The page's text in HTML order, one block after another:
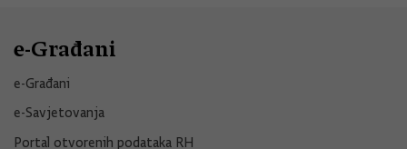
e-Građani
e-Građani
e-Savjetovanja
Portal otvorenih podataka RH